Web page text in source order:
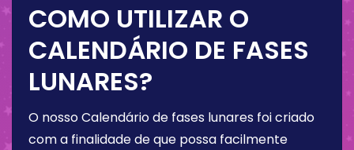
COMO UTILIZAR O
CALENDÁRIO DE FASES
LUNARES?
O nosso Calendário de fases lunares foi criado
com a finalidade de que possa facilmente